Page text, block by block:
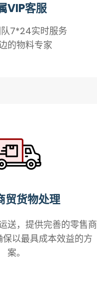
VIP客服
7*24实时服务
的物料专家
贸货物处理
送，提供完善的零售商
以最具成本效益的方
案。